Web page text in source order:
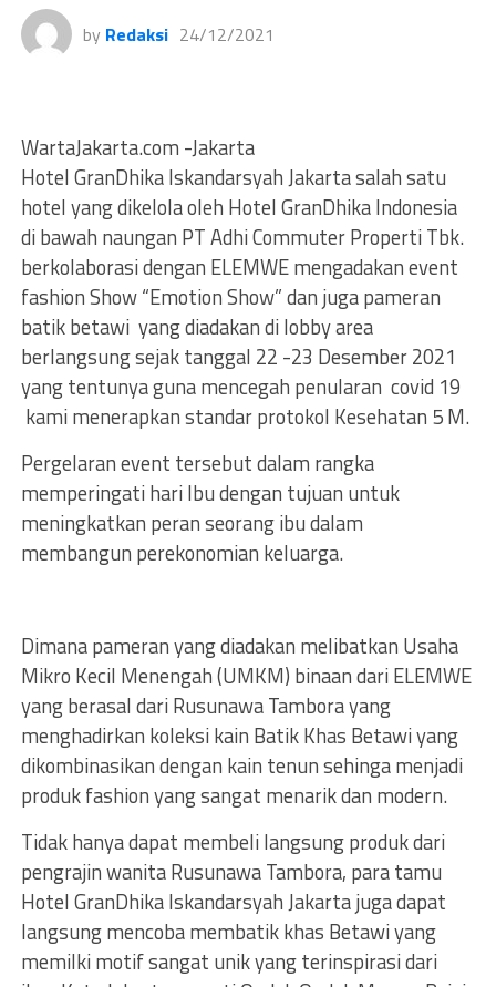
by Redaksi 24/12/2021
WartaJakarta.com -Jakarta
Hotel GranDhika Iskandarsyah Jakarta salah satu
hotel yang dikelola oleh Hotel GranDhika Indonesia
di bawah naungan PT Adhi Commuter Properti Tbk.
berkolaborasi dengan ELEMWE mengadakan event
fashion Show “Emotion Show” dan juga pameran
batik betawi yang diadakan di lobby area
berlangsung sejak tanggal 22 -23 Desember 2021
yang tentunya guna mencegah penularan covid 19
kami menerapkan standar protokol Kesehatan 5 M.
Pergelaran event tersebut dalam rangka
memperingati hari Ibu dengan tujuan untuk
meningkatkan peran seorang ibu dalam
membangun perekonomian keluarga.
Dimana pameran yang diadakan melibatkan Usaha
Mikro Kecil Menengah (UMKM) binaan dari ELEMWE
yang berasal dari Rusunawa Tambora yang
menghadirkan koleksi kain Batik Khas Betawi yang
dikombinasikan dengan kain tenun sehinga menjadi
produk fashion yang sangat menarik dan modern.
Tidak hanya dapat membeli langsung produk dari
pengrajin wanita Rusunawa Tambora, para tamu
Hotel GranDhika Iskandarsyah Jakarta juga dapat
langsung mencoba membatik khas Betawi yang
memilki motif sangat unik yang terinspirasi dari